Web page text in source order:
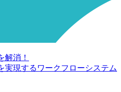
解消！
実現するワークフローシステム